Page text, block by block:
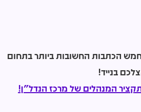
בשעה 17:00- חמש הכתבות החשובות ביותר בתחום
בנייד!
המנהלים של מרכז הנדל"ן!